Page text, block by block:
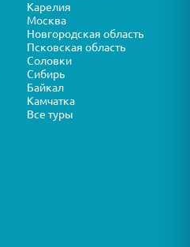
Карелия
Москва
Новгородская область
Псковская область
Соловки
Сибирь
Байкал
Камчатка
Все туры